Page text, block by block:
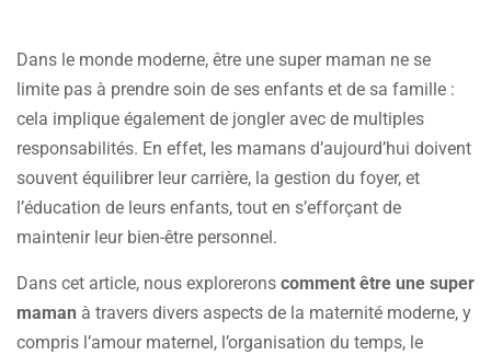
Dans le monde moderne, être une super maman ne se
limite pas à prendre soin de ses enfants et de sa famille :
cela implique également de jongler avec de multiples
responsabilités. En effet, les mamans d’aujourd’hui doivent
souvent équilibrer leur carrière, la gestion du foyer, et
l’éducation de leurs enfants, tout en s’efforçant de
maintenir leur bien-être personnel.
Dans cet article, nous explorerons comment être une super
maman à travers divers aspects de la maternité moderne, y
compris l’amour maternel, l’organisation du temps, le